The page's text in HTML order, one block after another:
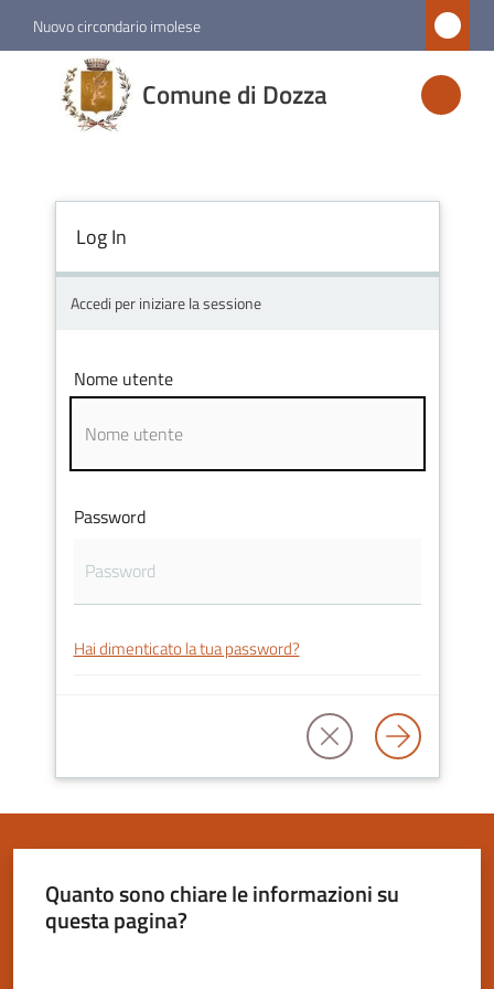
Vai al contenuto
Vai alla navigazione
Vai al footer
Nuovo circondario imolese
Comune di Dozza
Comune
di
Dozza
Amministrazione
Novità
Servizi
Servizi
argomenti
Seguici
Log In
Accedi per iniziare la sessione
Nome utente
Password
Hai dimenticato la tua password?
Quanto sono chiare le informazioni su
questa pagina?